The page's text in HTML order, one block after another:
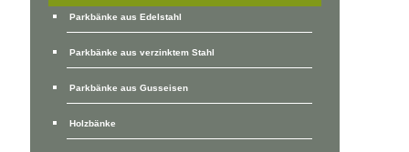
Parkbänke aus Edelstahl
Parkbänke aus verzinktem Stahl
Parkbänke aus Gusseisen
Holzbänke